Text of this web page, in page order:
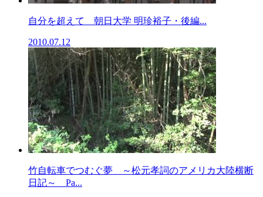
自分を超えて 朝日大学 明珍裕子・後編...
2010.07.12
竹自転車でつむぐ夢 ～松元孝詞のアメリカ大陸横断
日記～ Pa...